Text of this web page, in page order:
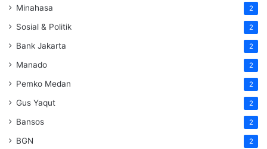
Minahasa 2
Sosial & Politik 2
Bank Jakarta 2
Manado 2
Pemko Medan 2
Gus Yaqut 2
Bansos 2
BGN 2